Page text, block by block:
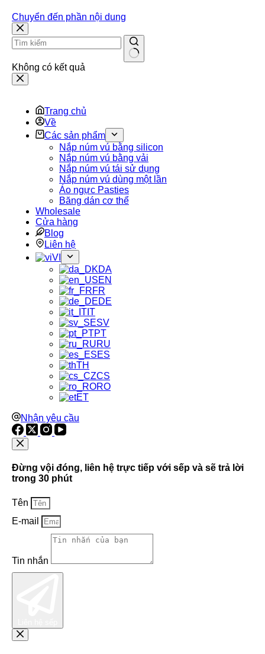
Chuyển đến phần nội dung
Không có kết quả
Trang chủ
Về
Các sản phẩm
Nắp núm vú bằng silicon
Nắp núm vú bằng vải
Nắp núm vú tái sử dụng
Nắp núm vú dùng một lần
Áo ngực Pasties
Băng dán cơ thể
Wholesale
Cửa hàng
Blog
Liên hệ
VI
DA
EN
FR
DE
IT
SV
PT
RU
ES
TH
CS
RO
ET
Nhận yêu cầu
Đừng vội đóng, liên hệ trực tiếp với sếp và sẽ trả lời
trong 30 phút
Tên
E-mail
Tin nhắn